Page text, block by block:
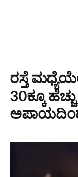
ರಸ್ತೆ
30ಕ್ಕೂ